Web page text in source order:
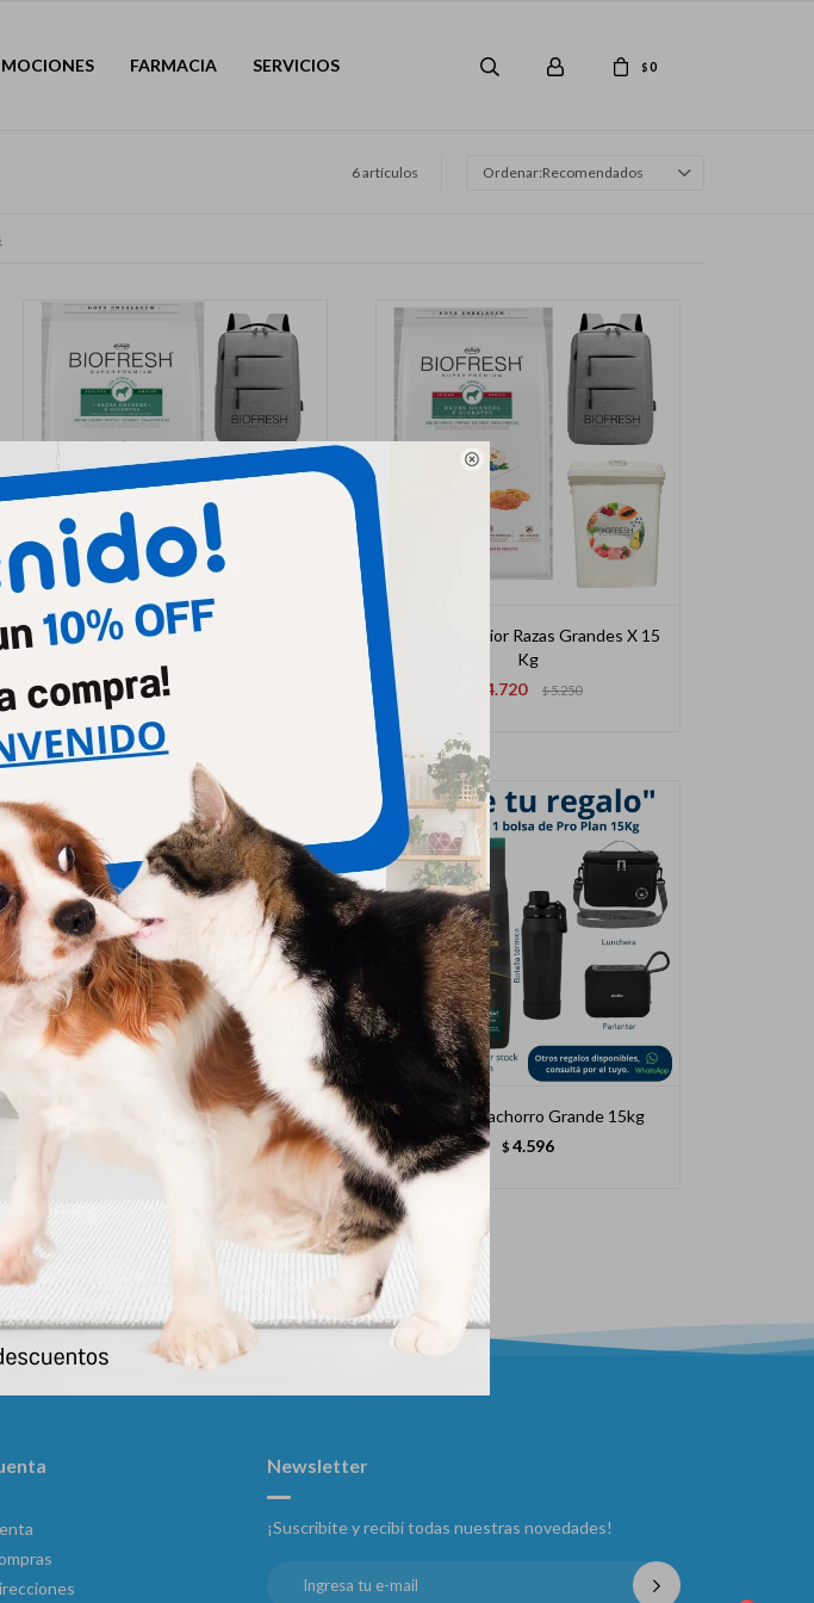

FARMACIA SERVICIOS $0
6 artículos Recomendados
Biofresh Adultos Razas Grandes 15
$ 4.720
Biofresh Senior Razas Grandes X 15
Kg
4.720 $5.250
Pro Plan Active Mind (senior) M/l 3kg Pro Plan Cachorro Grande 15kg
$ 4.596
Newsletter
¡Suscribite y recibí todas nuestras novedades!